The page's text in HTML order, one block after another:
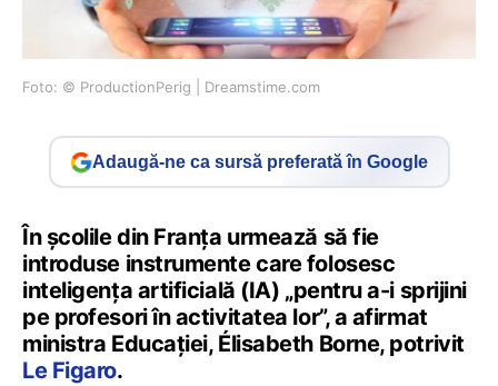
Foto: © ProductionPerig | Dreamstime.com
Adaugă-ne ca sursă preferată în Google
În școlile din Franța urmează să fie
introduse instrumente care folosesc
inteligența artificială (IA) „pentru a-i sprijini
pe profesori în activitatea lor”, a afirmat
ministra Educației, Élisabeth Borne, potrivit
Le Figaro.